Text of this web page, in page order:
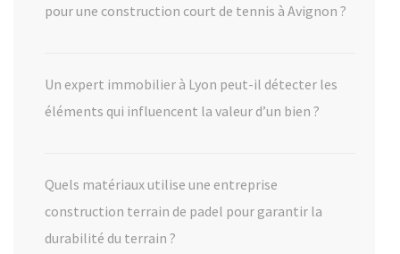
pour une construction court de tennis à Avignon ?
Un expert immobilier à Lyon peut-il détecter les
éléments qui influencent la valeur d’un bien ?
Quels matériaux utilise une entreprise
construction terrain de padel pour garantir la
durabilité du terrain ?